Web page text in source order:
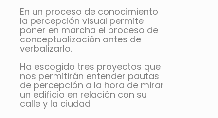
En un proceso de conocimiento
la percepción visual permite
poner en marcha el proceso de
conceptualización antes de
verbalizarlo.
Ha escogido tres proyectos que
nos permitirán entender pautas
de percepción a la hora de mirar
un edificio en relación con su
calle y la ciudad